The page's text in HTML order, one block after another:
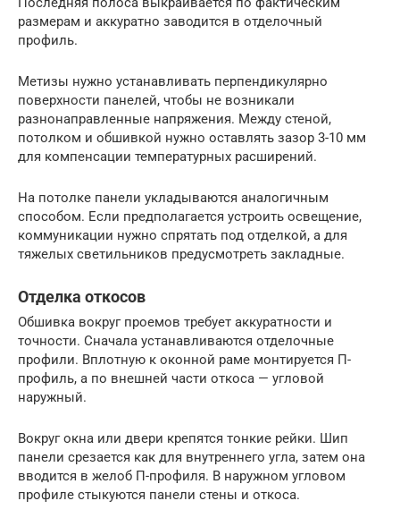
размерам и аккуратно заводится в отделочный
профиль.
Метизы нужно устанавливать перпендикулярно
поверхности панелей, чтобы не возникали
разнонаправленные напряжения. Между стеной,
потолком и обшивкой нужно оставлять зазор 3-10 мм
для компенсации температурных расширений.
На потолке панели укладываются аналогичным
способом. Если предполагается устроить освещение,
коммуникации нужно спрятать под отделкой, а для
тяжелых светильников предусмотреть закладные.
Отделка откосов
Обшивка вокруг проемов требует аккуратности и
точности. Сначала устанавливаются отделочные
профили. Вплотную к оконной раме монтируется П-
профиль, а по внешней части откоса — угловой
наружный.
Вокруг окна или двери крепятся тонкие рейки. Шип
панели срезается как для внутреннего угла, затем она
вводится в желоб П-профиля. В наружном угловом
профиле стыкуются панели стены и откоса.